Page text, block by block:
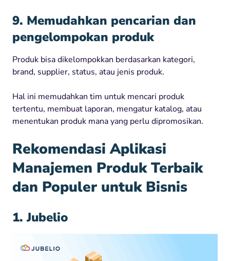
9. Memudahkan pencarian dan
pengelompokan produk
Produk bisa dikelompokkan berdasarkan kategori,
brand, supplier, status, atau jenis produk.
Hal ini memudahkan tim untuk mencari produk
tertentu, membuat laporan, mengatur katalog, atau
menentukan produk mana yang perlu dipromosikan.
Rekomendasi Aplikasi
Manajemen Produk Terbaik
dan Populer untuk Bisnis
1. Jubelio